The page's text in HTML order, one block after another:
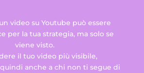
video su Youtube può essere
per la tua strategia, ma solo se
viene visto.
il tuo video più visibile,
anche a chi non ti segue di